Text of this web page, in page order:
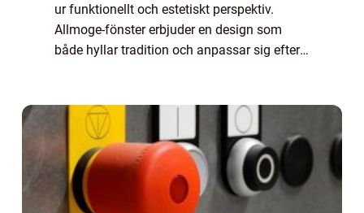
ur funktionellt och estetiskt perspektiv.
Allmoge-fönster erbjuder en design som
både hyllar tradition och anpassar sig efter